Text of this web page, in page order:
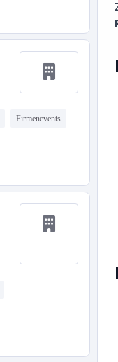
Firmenevents